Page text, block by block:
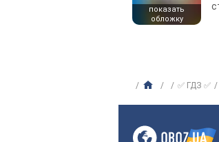
показать
обложку
✅ ГДЗ ✅